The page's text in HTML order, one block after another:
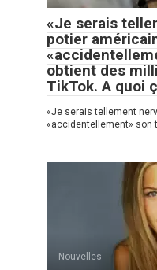
«Je serais
potier
obtient des
TikTok. A quoi
«Je serais tellement
«accidentellement» son
Nouvelles